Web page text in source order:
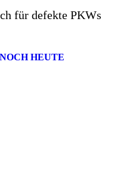
für defekte PKWs
HEUTE